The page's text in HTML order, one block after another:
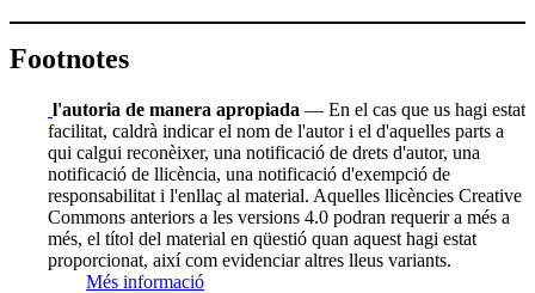
Footnotes
l'autoria de manera apropiada — En el cas que us hagi estat
facilitat, caldrà indicar el nom de l'autor i el d'aquelles parts a
qui calgui reconèixer, una notificació de drets d'autor, una
notificació de llicència, una notificació d'exempció de
responsabilitat i l'enllaç al material. Aquelles llicències Creative
Commons anteriors a les versions 4.0 podran requerir a més a
més, el títol del material en qüestió quan aquest hagi estat
proporcionat, així com evidenciar altres lleus variants.
Més informació